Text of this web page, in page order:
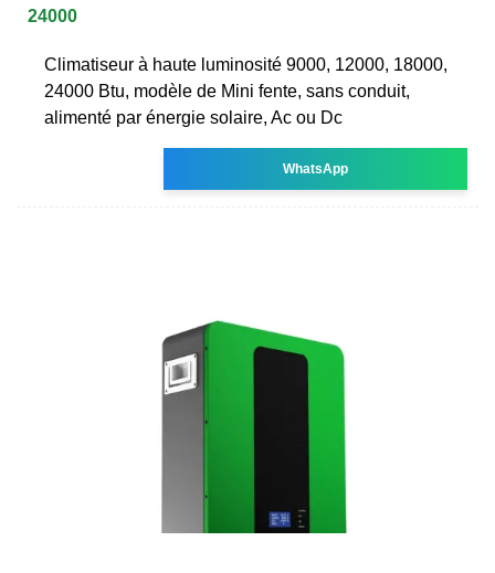
24000
Climatiseur à haute luminosité 9000, 12000, 18000,
24000 Btu, modèle de Mini fente, sans conduit,
alimenté par énergie solaire, Ac ou Dc
WhatsApp